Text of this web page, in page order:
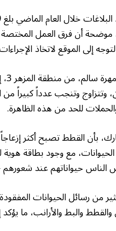
موضحة أن فرق العمل
إلى الموقع لاتخاذ
وتتزاوج وتنجب عدداً كبيراً
والحملات للحد من هذه الظاهرة.
بأن القطط تصبح أكثر
مع وجود بطاقة
حيواناتهم عند شعورهم
من رسائل الحيوانات
والقطط والبط والأرانب، ما